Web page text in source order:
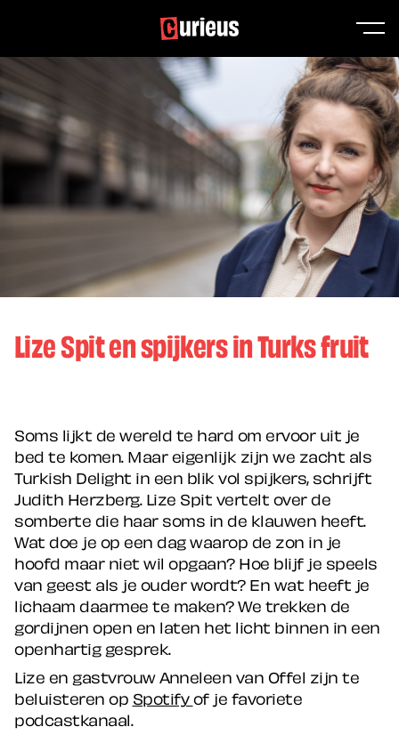
Lize Spit en spijkers in Turks fruit
Soms lijkt de wereld te hard om ervoor uit je
bed te komen. Maar eigenlijk zijn we zacht als
Turkish Delight in een blik vol spijkers, schrijft
Judith Herzberg. Lize Spit vertelt over de
somberte die haar soms in de klauwen heeft.
Wat doe je op een dag waarop de zon in je
hoofd maar niet wil opgaan? Hoe blijf je speels
van geest als je ouder wordt? En wat heeft je
lichaam daarmee te maken? We trekken de
gordijnen open en laten het licht binnen in een
openhartig gesprek.
Lize en gastvrouw Anneleen van Offel zijn te
beluisteren op Spotifyof je favoriete
podcastkanaal.